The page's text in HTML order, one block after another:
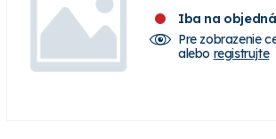
Iba na
Pre zobrazenie
alebo registrujte